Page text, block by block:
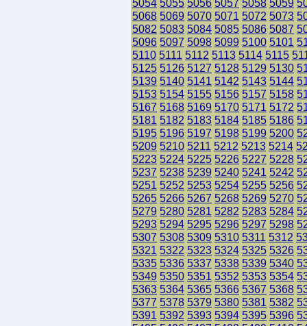
5054 5055 5056 5057 5058 5059
5068 5069 5070 5071 5072 5073
5082 5083 5084 5085 5086 5087
5096 5097 5098 5099 5100 5101
5110 5111 5112 5113 5114 5115
5125 5126 5127 5128 5129 5130
5139 5140 5141 5142 5143 5144
5153 5154 5155 5156 5157 5158
5167 5168 5169 5170 5171 5172
5181 5182 5183 5184 5185 5186
5195 5196 5197 5198 5199 5200
5209 5210 5211 5212 5213 5214
5223 5224 5225 5226 5227 5228
5237 5238 5239 5240 5241 5242
5251 5252 5253 5254 5255 5256
5265 5266 5267 5268 5269 5270
5279 5280 5281 5282 5283 5284
5293 5294 5295 5296 5297 5298
5307 5308 5309 5310 5311 5312
5321 5322 5323 5324 5325 5326
5335 5336 5337 5338 5339 5340
5349 5350 5351 5352 5353 5354
5363 5364 5365 5366 5367 5368
5377 5378 5379 5380 5381 5382
5391 5392 5393 5394 5395 5396